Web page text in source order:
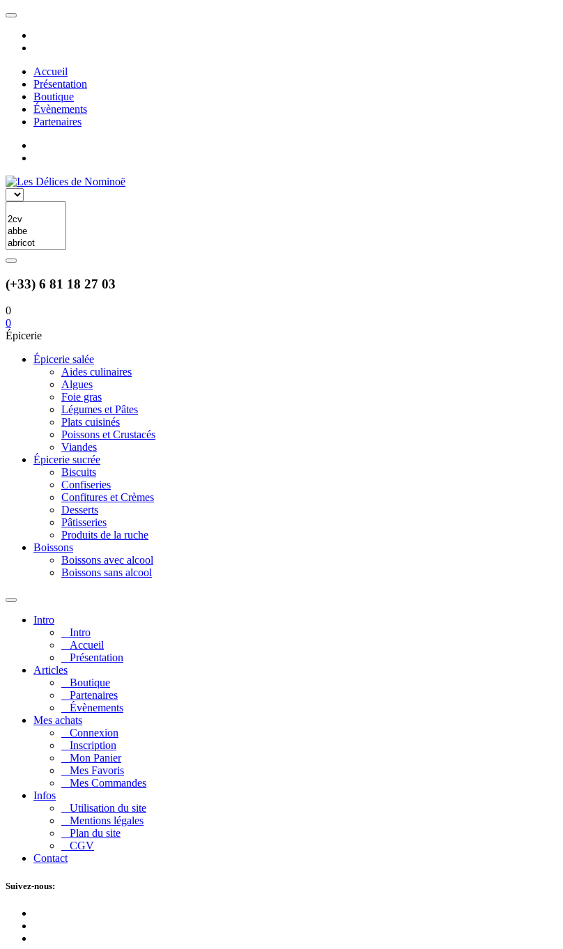
Accueil
Présentation
Boutique
Évènements
Partenaires
(+33) 6 81 18 27 03
0
0
Épicerie
Épicerie salée
Aides culinaires
Algues
Foie gras
Légumes et Pâtes
Plats cuisinés
Poissons et Crustacés
Viandes
Épicerie sucrée
Biscuits
Confiseries
Confitures et Crèmes
Desserts
Pâtisseries
Produits de la ruche
Boissons
Boissons avec alcool
Boissons sans alcool
Intro
Intro
Accueil
Présentation
Articles
Boutique
Partenaires
Évènements
Mes achats
Connexion
Inscription
Mon Panier
Mes Favoris
Mes Commandes
Infos
Utilisation du site
Mentions légales
Plan du site
CGV
Contact
Suivez-nous: